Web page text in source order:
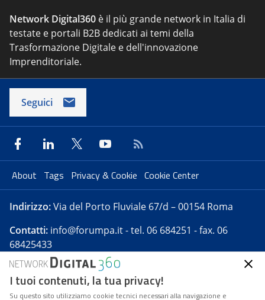
Network Digital360 è il più grande network in Italia di
testate e portali B2B dedicati ai temi della
Trasformazione Digitale e dell'innovazione
Imprenditoriale.
Seguici
About Tags Privacy & Cookie Cookie Center
Indirizzo:Via del Porto Fluviale 67/d – 00154 Roma
Contatti: info@forumpa.it- tel. 06 684251 - fax. 06
68425433
Forumpa.itè una pubblicazione telematica iscritta
presso Registro della stampa del Tribunale di Roma -
I tuoi contenuti, la tua privacy!
Su questo sito utilizziamo cookie tecnici necessari alla navigazione e